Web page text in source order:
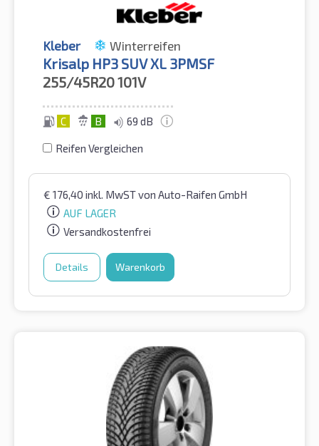
Kleber Winterreifen
Krisalp HP3 SUV XL 3PMSF
255/45R20101V
C B 69 dB
Reifen Vergleichen
€ 176,40 inkl. MwSTvon Auto-Raifen GmbH
AUF LAGER
Versandkostenfrei
Details Warenkorb